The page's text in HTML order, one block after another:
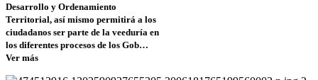
Desarrollo y Ordenamiento
Territorial, así mismo permitirá a los
ciudadanos ser parte de la veeduría en
los diferentes procesos de los Gob…
Ver más